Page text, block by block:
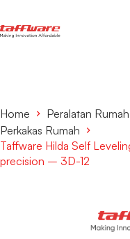
Home
Peralatan
Perkakas Rumah
Taffware Hilda Self
precision – 3D-12